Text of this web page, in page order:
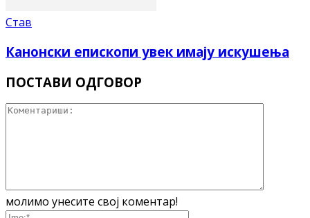
Став
Канонски епископи увек имају искушења
ПОСТАВИ ОДГОВОР
молимо унесите свој коментар!